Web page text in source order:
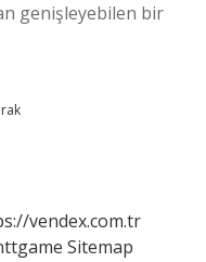
genişleyebilen bir
vendex.com.tr
Sitemap